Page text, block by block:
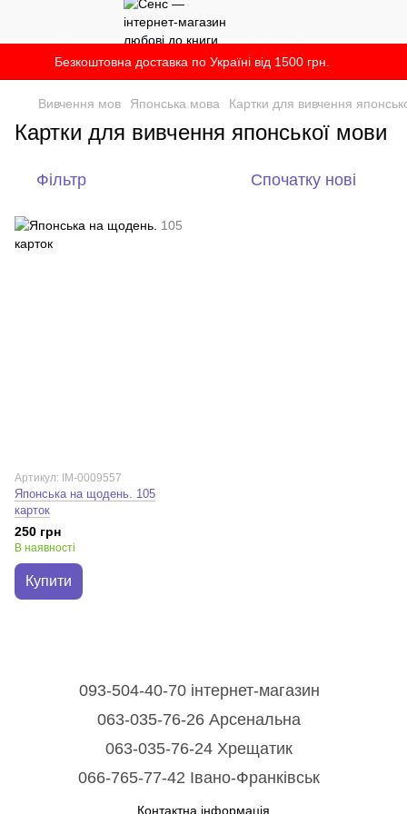
Безкоштовна доставка по Україні від 1500 грн.
Вивчення мов Японська мова Картки для вивчення
Картки для вивчення японської мови
Фільтр Спочатку нові
Артикул: IM-0009557
Японська на щодень. 105
карток
250 грн
В наявності
Купити
093-504-40-70 інтернет-магазин
063-035-76-26 Арсенальна
063-035-76-24 Хрещатик
066-765-77-42 Івано-Франківськ
Контактна інформація